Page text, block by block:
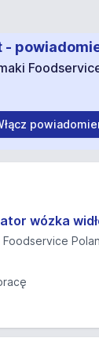
-
wózka
Foodservice